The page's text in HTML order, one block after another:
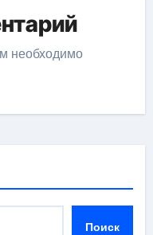
необходимо
Поиск